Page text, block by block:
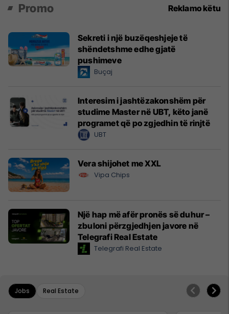
Promo Reklamo këtu
Sekreti i një buzëqeshjeje të
shëndetshme edhe gjatë
pushimeve
Buçaj
Interesim i jashtëzakonshëm për
studime Master në UBT, këto janë
programet që po zgjedhin të rinjtë
UBT
Vera shijohet me XXL
Vipa Chips
Një hap më afër pronës së duhur –
zbuloni përzgjedhjen javore në
Telegrafi Real Estate
Telegrafi Real Estate
Jobs Real Estate